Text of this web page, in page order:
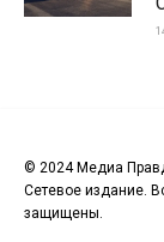
© 2024 Медиа
Сетевое издание.
защищены.